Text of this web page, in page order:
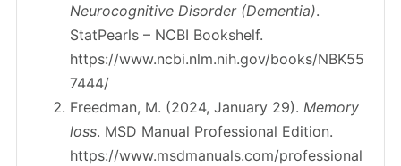
Neurocognitive Disorder (Dementia).
StatPearls – NCBI Bookshelf.
https://www.ncbi.nlm.nih.gov/books/NBK55
7444/
Freedman, M. (2024, January 29). Memory
loss. MSD Manual Professional Edition.
https://www.msdmanuals.com/professional